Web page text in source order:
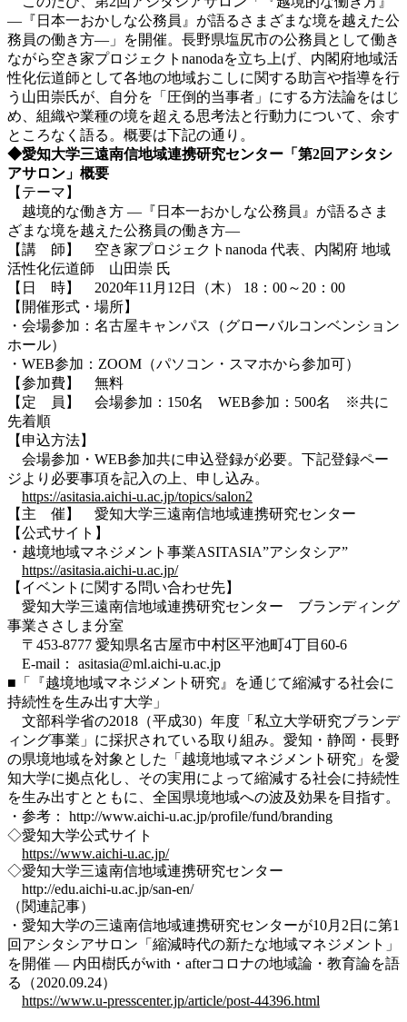
―『日本一おかしな公務員』が語るさまざまな境を越えた公
務員の働き方―」を開催。長野県塩尻市の公務員として働き
ながら空き家プロジェクトnanodaを立ち上げ、内閣府地域活
性化伝道師として各地の地域おこしに関する助言や指導を行
う山田崇氏が、自分を「圧倒的当事者」にする方法論をはじ
め、組織や業種の境を超える思考法と行動力について、余す
ところなく語る。概要は下記の通り。
◆愛知大学三遠南信地域連携研究センター「第2回アシタシ
アサロン」概要
【テーマ】
越境的な働き方 ―『日本一おかしな公務員』が語るさま
ざまな境を越えた公務員の働き方―
【講 師】 空き家プロジェクトnanoda 代表、内閣府 地域
活性化伝道師 山田崇 氏
【日 時】 2020年11月12日（木） 18：00～20：00
【開催形式・場所】
・会場参加：名古屋キャンパス（グローバルコンベンション
ホール）
・WEB参加：ZOOM（パソコン・スマホから参加可）
【参加費】 無料
【定 員】 会場参加：150名 WEB参加：500名 ※共に
先着順
【申込方法】
会場参加・WEB参加共に申込登録が必要。下記登録ペー
ジより必要事項を記入の上、申し込み。
https://asitasia.aichi-u.ac.jp/topics/salon2
【主 催】 愛知大学三遠南信地域連携研究センター
【公式サイト】
・越境地域マネジメント事業ASITASIA”アシタシア”
https://asitasia.aichi-u.ac.jp/
【イベントに関する問い合わせ先】
愛知大学三遠南信地域連携研究センター ブランディング
事業ささしま分室
〒453-8777 愛知県名古屋市中村区平池町4丁目60-6
E-mail： asitasia@ml.aichi-u.ac.jp
■「『越境地域マネジメント研究』を通じて縮減する社会に
持続性を生み出す大学」
文部科学省の2018（平成30）年度「私立大学研究ブランデ
ィング事業」に採択されている取り組み。愛知・静岡・長野
の県境地域を対象とした「越境地域マネジメント研究」を愛
知大学に拠点化し、その実用によって縮減する社会に持続性
を生み出すとともに、全国県境地域への波及効果を目指す。
・参考： http://www.aichi-u.ac.jp/profile/fund/branding
◇愛知大学公式サイト
https://www.aichi-u.ac.jp/
◇愛知大学三遠南信地域連携研究センター
http://edu.aichi-u.ac.jp/san-en/
（関連記事）
・愛知大学の三遠南信地域連携研究センターが10月2日に第1
回アシタシアサロン「縮減時代の新たな地域マネジメント」
を開催 — 内田樹氏がwith・afterコロナの地域論・教育論を語
る（2020.09.24）
https://www.u-presscenter.jp/article/post-44396.html